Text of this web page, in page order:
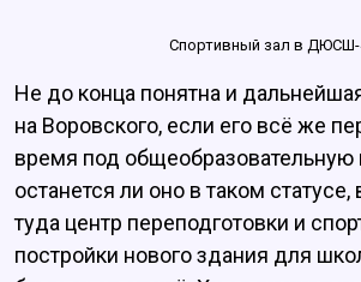
Спортивный зал в
Не до конца понятна и
на Воровского, если его всё же
время под общеобразовательную
останется ли оно в таком статусе,
туда центр переподготовки и
постройки нового здания для